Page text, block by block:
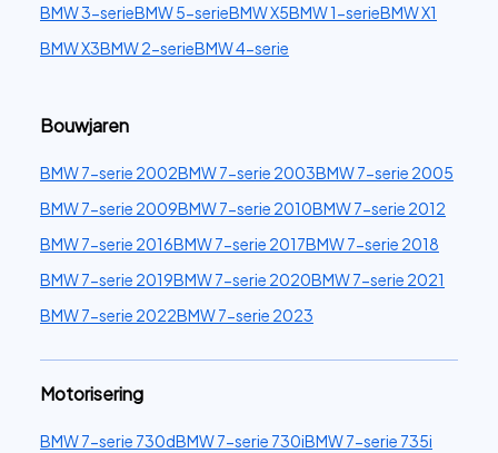
BMW 3-serieBMW 5-serieBMW X5BMW 1-serieBMW X1
BMW X3BMW 2-serieBMW 4-serie
Bouwjaren
BMW 7-serie 2002BMW 7-serie 2003BMW 7-serie 2005
BMW 7-serie 2009BMW 7-serie 2010BMW 7-serie 2012
BMW 7-serie 2016BMW 7-serie 2017BMW 7-serie 2018
BMW 7-serie 2019BMW 7-serie 2020BMW 7-serie 2021
BMW 7-serie 2022BMW 7-serie 2023
Motorisering
BMW 7-serie 730dBMW 7-serie 730iBMW 7-serie 735i